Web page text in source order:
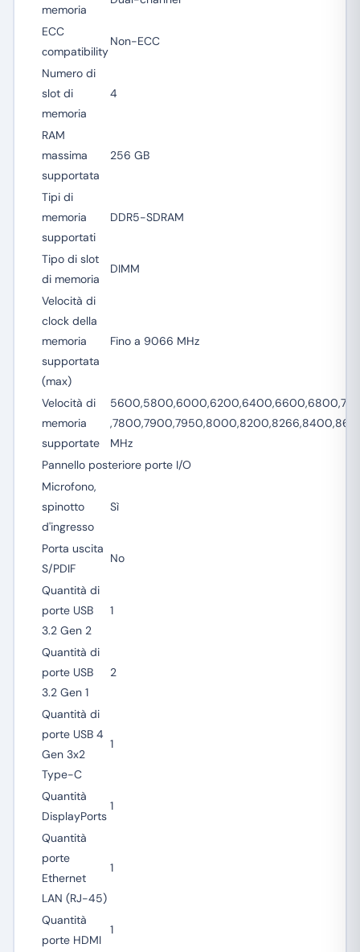
memoria
ECC
сompatibility
Non-ECC
Numero di
slot di
memoria
4
RAM
massima
supportata
256 GB
Tipi di
memoria
supportati
DDR5-SDRAM
Tipo di slot
di memoria
DIMM
Velocità di
clock della
memoria
supportata
(max)
Fino a 9066 MHz
Velocità di
memoria
supportate
MHz
Pannello posteriore porte I/O
Microfono,
spinotto
d'ingresso
Sì
Porta uscita
S/PDIF
No
Quantità di
porte USB
3.2 Gen 2
1
Quantità di
porte USB
3.2 Gen 1
2
Quantità di
porte USB 4
Gen 3x2
Type-C
1
Quantità
DisplayPorts
1
Quantità
porte
Ethernet
LAN (RJ-45)
1
Quantità
porte HDMI
1